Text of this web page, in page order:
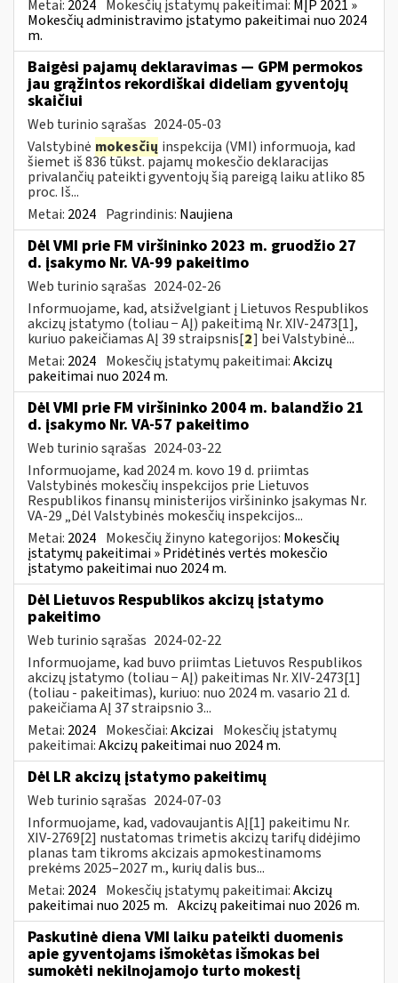
Metai: 2024 Mokesčių įstatymų pakeitimai: MĮP 2021 »
Mokesčių administravimo įstatymo pakeitimai nuo 2024
m.
Baigėsi pajamų deklaravimas — GPM permokos
jau grąžintos rekordiškai dideliam gyventojų
skaičiui
Web turinio sąrašas 2024-05-03
Valstybinė mokesčių inspekcija (VMI) informuoja, kad
šiemet iš 836 tūkst. pajamų mokesčio deklaracijas
privalančių pateikti gyventojų šią pareigą laiku atliko 85
proc. Iš...
Metai: 2024 Pagrindinis: Naujiena
Dėl VMI prie FM viršininko 2023 m. gruodžio 27
d. įsakymo Nr. VA-99 pakeitimo
Web turinio sąrašas 2024-02-26
Informuojame, kad, atsižvelgiant į Lietuvos Respublikos
akcizų įstatymo (toliau − AĮ) pakeitimą Nr. XIV-2473[1],
kuriuo pakeičiamas AĮ 39 straipsnis[2] bei Valstybinė...
Metai: 2024 Mokesčių įstatymų pakeitimai:Akcizų
pakeitimai nuo 2024 m.
Dėl VMI prie FM viršininko 2004 m. balandžio 21
d. įsakymo Nr. VA-57 pakeitimo
Web turinio sąrašas 2024-03-22
Informuojame, kad 2024 m. kovo 19 d. priimtas
Valstybinės mokesčių inspekcijos prie Lietuvos
Respublikos finansų ministerijos viršininko įsakymas Nr.
VA-29 „Dėl Valstybinės mokesčių inspekcijos...
Metai: 2024 Mokesčių žinyno kategorijos: Mokesčių
įstatymų pakeitimai » Pridėtinės vertės mokesčio
įstatymo pakeitimai nuo 2024 m.
Dėl Lietuvos Respublikos akcizų įstatymo
pakeitimo
Web turinio sąrašas 2024-02-22
Informuojame, kad buvo priimtas Lietuvos Respublikos
akcizų įstatymo (toliau − AĮ) pakeitimas Nr. XIV-2473[1]
(toliau - pakeitimas), kuriuo: nuo 2024 m. vasario 21 d.
pakeičiama AĮ 37 straipsnio 3...
Metai: 2024 Mokesčiai:Akcizai Mokesčių įstatymų
pakeitimai:Akcizų pakeitimai nuo 2024 m.
Dėl LR akcizų įstatymo pakeitimų
Web turinio sąrašas 2024-07-03
Informuojame, kad, vadovaujantis AĮ[1] pakeitimu Nr.
XIV-2769[2] nustatomas trimetis akcizų tarifų didėjimo
planas tam tikroms akcizais apmokestinamoms
prekėms 2025–2027 m., kurių dalis bus...
Metai: 2024 Mokesčių įstatymų pakeitimai:Akcizų
pakeitimai nuo 2025 m. Akcizų pakeitimai nuo 2026 m.
Paskutinė diena VMI laiku pateikti duomenis
apie gyventojams išmokėtas išmokas bei
sumokėti nekilnojamojo turto mokestį